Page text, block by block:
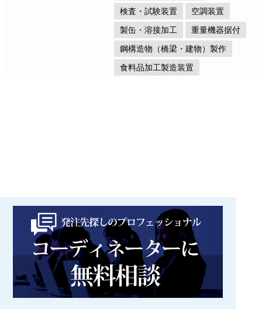
検査・試験装置
空調装置
製缶・溶接加工
重量機器据付
鋼構造物（橋梁・建物）製作
食料品加工製造装置